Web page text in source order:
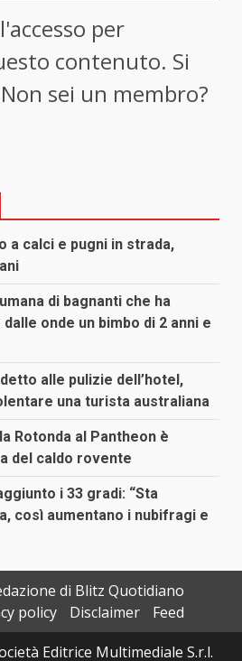
per
contenuto. Si
sei un membro?
a calci e pugni in strada,
di bagnanti che ha
onde un bimbo di 2 anni e
alle pulizie dell’hotel,
una turista australiana
Rotonda al Pantheon è
del caldo rovente
i 33 gradi: “Sta
così aumentano i nubifragi e
di Blitz Quotidiano
policy Disclaimer
Feed
Editrice Multimediale S.r.l.